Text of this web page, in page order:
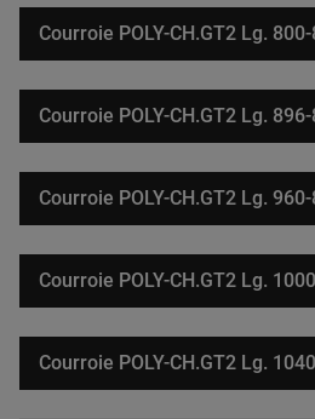
Courroie POLY-CH.GT2 Lg.
Courroie POLY-CH.GT2 Lg.
Courroie POLY-CH.GT2 Lg.
Courroie POLY-CH.GT2 Lg.
Courroie POLY-CH.GT2 Lg.